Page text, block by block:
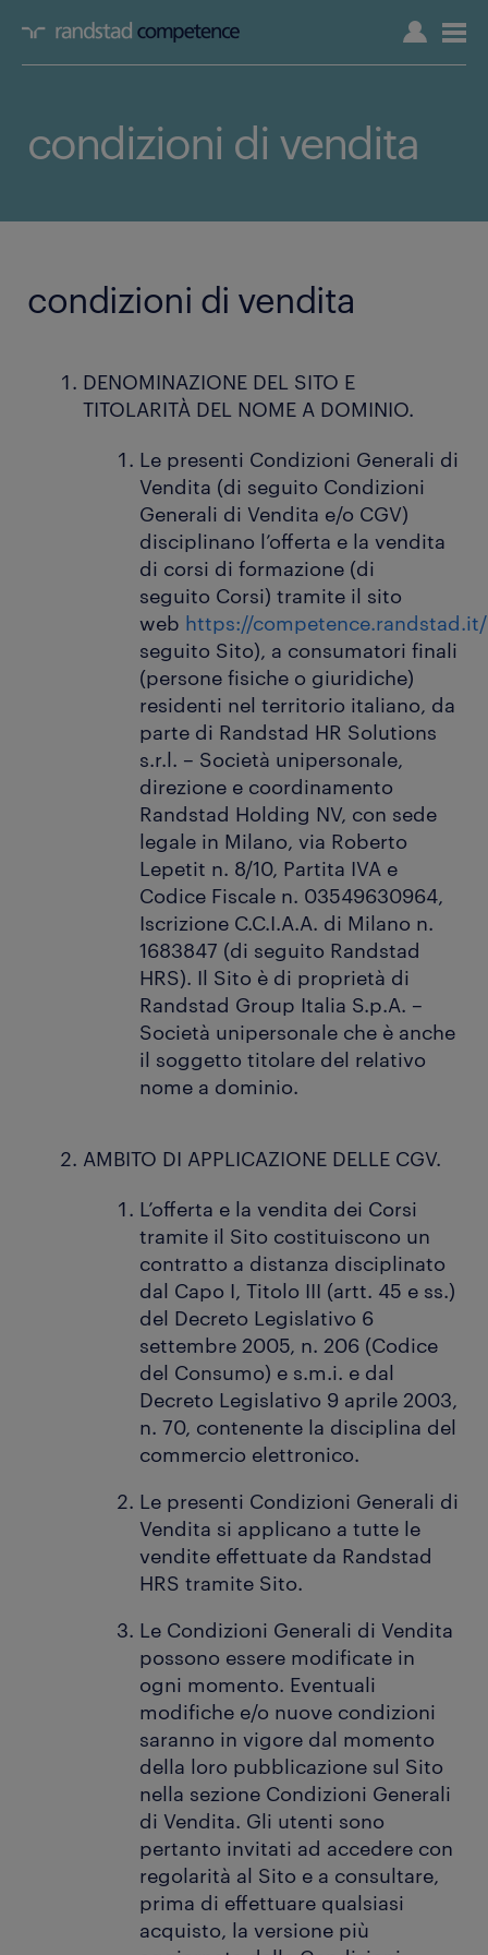
condizioni di vendita
condizioni di vendita
DENOMINAZIONE DEL SITO E
TITOLARITÀ DEL NOME A DOMINIO.
Le presenti Condizioni Generali di
Vendita (di seguito Condizioni
Generali di Vendita e/o CGV)
disciplinano l’offerta e la vendita
di corsi di formazione (di
seguito Corsi) tramite il sito
web https://competence.randstad.it/
seguito Sito), a consumatori finali
(persone fisiche o giuridiche)
residenti nel territorio italiano, da
parte di Randstad HR Solutions
s.r.l. – Società unipersonale,
direzione e coordinamento
Randstad Holding NV, con sede
legale in Milano, via Roberto
Lepetit n. 8/10, Partita IVA e
Codice Fiscale n. 03549630964,
Iscrizione C.C.I.A.A. di Milano n.
1683847 (di seguito Randstad
HRS). Il Sito è di proprietà di
Randstad Group Italia S.p.A. –
Società unipersonale che è anche
il soggetto titolare del relativo
nome a dominio.
AMBITO DI APPLICAZIONE DELLE CGV.
L’offerta e la vendita dei Corsi
tramite il Sito costituiscono un
contratto a distanza disciplinato
dal Capo I, Titolo III (artt. 45 e ss.)
del Decreto Legislativo 6
settembre 2005, n. 206 (Codice
del Consumo) e s.m.i. e dal
Decreto Legislativo 9 aprile 2003,
n. 70, contenente la disciplina del
commercio elettronico.
Le presenti Condizioni Generali di
Vendita si applicano a tutte le
vendite effettuate da Randstad
HRS tramite Sito.
Le Condizioni Generali di Vendita
possono essere modificate in
ogni momento. Eventuali
modifiche e/o nuove condizioni
saranno in vigore dal momento
della loro pubblicazione sul Sito
nella sezione Condizioni Generali
di Vendita. Gli utenti sono
pertanto invitati ad accedere con
regolarità al Sito e a consultare,
prima di effettuare qualsiasi
acquisto, la versione più